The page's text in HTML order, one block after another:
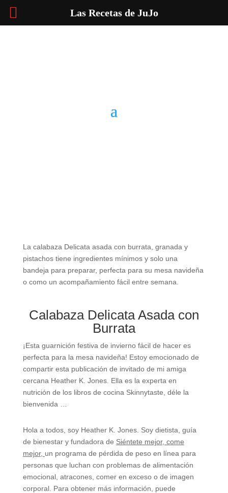
La calabaza Delicata asada con burrata, granada y
pistachos tiene ingredientes mínimos y solo una
bandeja para preparar, perfecta para su mesa navideña
o como un acompañamiento fácil entre semana.
Calabaza Delicata Asada con
Burrata
¡Esta guarnición festiva de invierno fácil de hacer es
perfecta para la mesa navideña! Estoy emocionado de
compartir esta publicación de invitado de mi amiga
cercana Heather K. Jones. Ella es la experta en
nutrición de los libros de cocina Skinnytaste, déle la
bienvenida …
Hola a todos, soy Heather K. Jones. Soy dietista, guía
de bienestar y fundadora de Siéntete mejor, come
mejor, un programa de pérdida de peso en línea para
personas que luchan con problemas de alimentación
emocional, atracones, comer en exceso o de imagen
corporal. Para obtener más información, puede
Las Recetas de JuJo